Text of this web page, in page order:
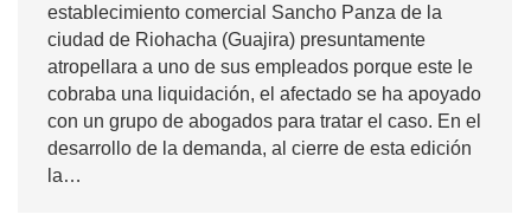
establecimiento comercial Sancho Panza de la
ciudad de Riohacha (Guajira) presuntamente
atropellara a uno de sus empleados porque este le
cobraba una liquidación, el afectado se ha apoyado
con un grupo de abogados para tratar el caso. En el
desarrollo de la demanda, al cierre de esta edición
la…